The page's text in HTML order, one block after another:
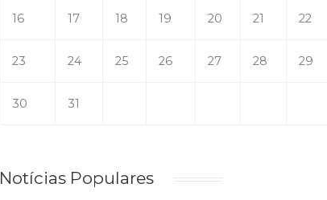
16 17 18 19 20 21 22
23 24 25 26 27 28 29
30 31
Notícias Populares